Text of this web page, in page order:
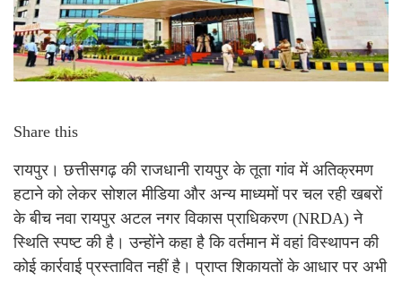
Share this
रायपुर। छत्तीसगढ़ की राजधानी रायपुर के तूता गांव में अतिक्रमण
हटाने को लेकर सोशल मीडिया और अन्य माध्यमों पर चल रही खबरों
के बीच नवा रायपुर अटल नगर विकास प्राधिकरण (NRDA) ने
स्थिति स्पष्ट की है। उन्होंने कहा है कि वर्तमान में वहां विस्थापन की
कोई कार्रवाई प्रस्तावित नहीं है। प्राप्त शिकायतों के आधार पर अभी